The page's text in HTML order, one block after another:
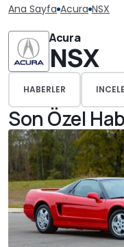
Ana Sayfa Acura NSX
Acura
NSX
HABERLER
Son Özel